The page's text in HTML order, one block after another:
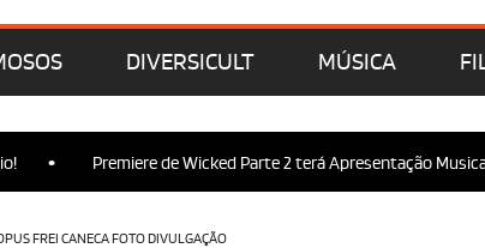
DIVERSICULT MÚSICA
• Premiere de Wicked Parte 2 terá Apresentação Musical,
FREI CANECA FOTO DIVULGAÇÃO